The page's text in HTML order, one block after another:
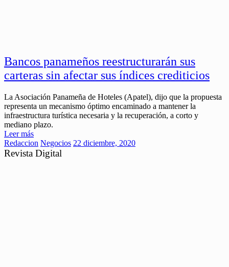
Bancos panameños reestructurarán sus
carteras sin afectar sus índices crediticios
La Asociación Panameña de Hoteles (Apatel), dijo que la propuesta
representa un mecanismo óptimo encaminado a mantener la
infraestructura turística necesaria y la recuperación, a corto y
mediano plazo.
Leer más
Redaccion Negocios 22 diciembre, 2020
Revista Digital